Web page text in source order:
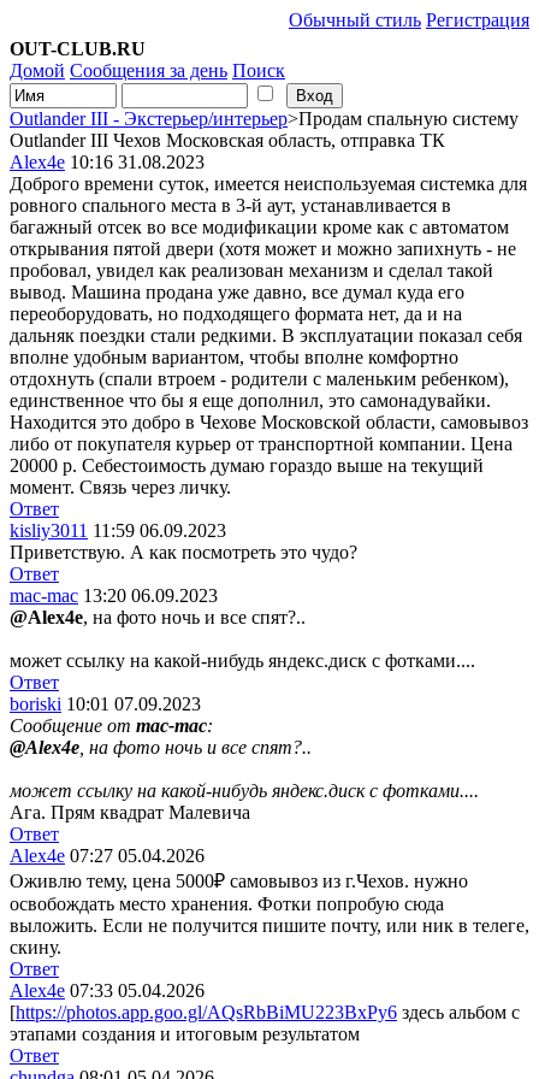
Обычный стиль Регистрация
OUT-CLUB.RU
Домой Сообщения за день Поиск
Outlander III - Экстерьер/интерьер>Продам спальную систему
Outlander III Чехов Московская область, отправка ТК
Alex4e 10:16 31.08.2023
Доброго времени суток, имеется неиспользуемая системка для
ровного спального места в 3-й аут, устанавливается в
багажный отсек во все модификации кроме как с автоматом
открывания пятой двери (хотя может и можно запихнуть - не
пробовал, увидел как реализован механизм и сделал такой
вывод. Машина продана уже давно, все думал куда его
переоборудовать, но подходящего формата нет, да и на
дальняк поездки стали редкими. В эксплуатации показал себя
вполне удобным вариантом, чтобы вполне комфортно
отдохнуть (спали втроем - родители с маленьким ребенком),
единственное что бы я еще дополнил, это самонадувайки.
Находится это добро в Чехове Московской области, самовывоз
либо от покупателя курьер от транспортной компании. Цена
20000 р. Себестоимость думаю гораздо выше на текущий
момент. Связь через личку.
Ответ
kisliy3011 11:59 06.09.2023
Приветствую. А как посмотреть это чудо?
Ответ
mac-mac 13:20 06.09.2023
@Alex4e, на фото ночь и все спят?..
может ссылку на какой-нибудь яндекс.диск с фотками....
Ответ
boriski 10:01 07.09.2023
Сообщение от mac-mac:
@Alex4e , на фото ночь и все спят?..
может ссылку на какой-нибудь яндекс.диск с фотками....
Ага. Прям квадрат Малевича
Ответ
Alex4e 07:27 05.04.2026
Оживлю тему, цена 5000₽ самовывоз из г.Чехов. нужно
освобождать место хранения. Фотки попробую сюда
выложить. Если не получится пишите почту, или ник в телеге,
скину.
Ответ
Alex4e 07:33 05.04.2026
[https://photos.app.goo.gl/AQsRbBiMU223BxPy6 здесь альбом с
этапами создания и итоговым результатом
Ответ